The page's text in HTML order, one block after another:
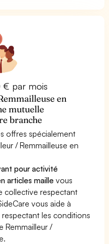
€ par mois
en
mutuelle
branche
offres spécialement
/ Remmailleuse en
pour activité
articles maille vous
collective respectant
vous aide à
les conditions
Remmailleur /